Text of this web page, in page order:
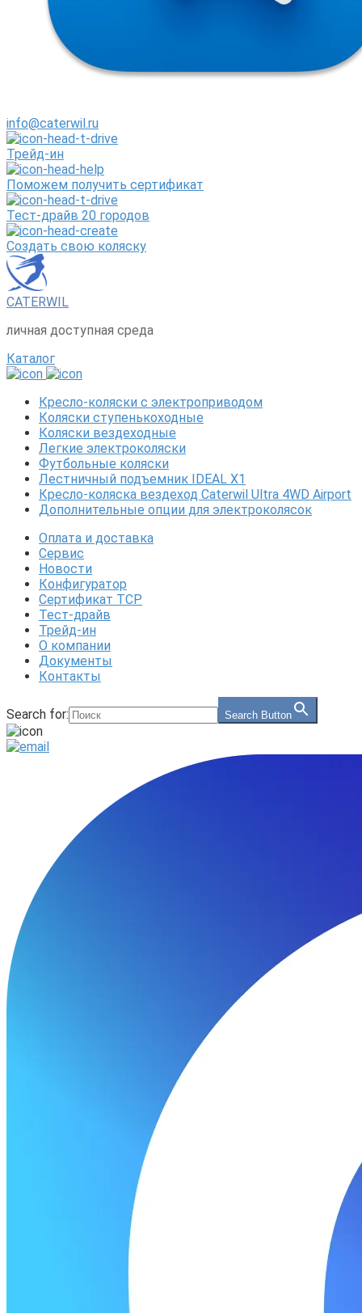
info@caterwil.ru
Трейд-ин
Поможем получить сертификат
Тест-драйв 20 городов
Создать свою коляску
CATERWIL
личная доступная среда
Каталог
Кресло-коляски с электроприводом
Коляски ступенькоходные
Коляски вездеходные
Легкие электроколяски
Футбольные коляски
Лестничный подъемник IDEAL X1
Кресло-коляска вездеход Caterwil Ultra 4WD Airport
Дополнительные опции для электроколясок
Оплата и доставка
Сервис
Новости
Конфигуратор
Сертификат ТСР
Тест-драйв
Трейд-ин
О компании
Документы
Контакты
Search for: Search Button